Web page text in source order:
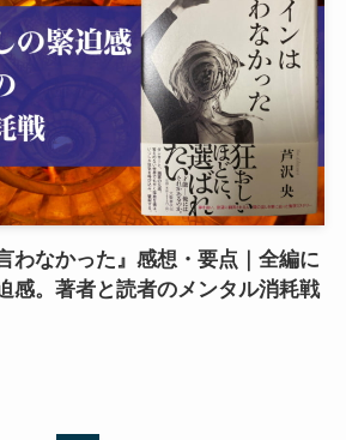
わなかった』感想・要点｜全編に
感。著者と読者のメンタル消耗戦